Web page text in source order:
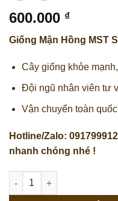
600.000 ₫
Giống Mận Hồng MST
Cây giống khỏe
Đội ngũ nhân viên tư
Vận chuyển toàn quốc
Hotline/Zalo:
nhanh chóng nhé !
Giống Mận Hồng MST